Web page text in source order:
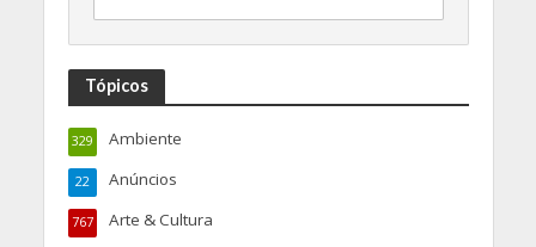
Tópicos
Ambiente
329
Anúncios
22
Arte & Cultura
767